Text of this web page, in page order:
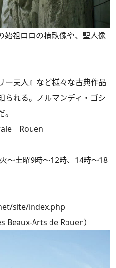
始祖ロロの横臥像や、聖人像
ー夫人』など様々な古典作品
られる。ノルマンディ・ゴシ
Rouen
～土曜9時～12時、14時～18
site/index.php
Beaux-Arts de Rouen）